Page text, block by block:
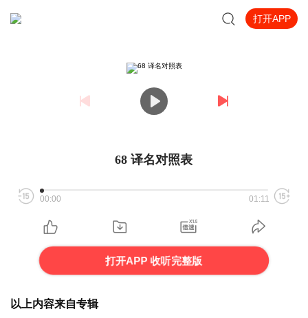
打开APP
68 译名对照表
00:00 01:11
打开APP 收听完整版
以上内容来自专辑